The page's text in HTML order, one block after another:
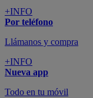
+INFO
Por teléfono
Llámanos y compra
+INFO
Nueva app
Todo en tu móvil